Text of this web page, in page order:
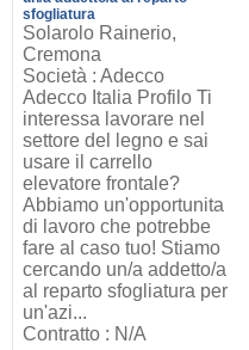
sfogliatura
Solarolo Rainerio,
Cremona
Società : Adecco
Adecco Italia Profilo Ti
interessa lavorare nel
settore del legno e sai
usare il carrello
elevatore frontale?
Abbiamo un'opportunita
di lavoro che potrebbe
fare al caso tuo! Stiamo
cercando un/a addetto/a
al reparto sfogliatura per
un'azi...
Contratto : N/A